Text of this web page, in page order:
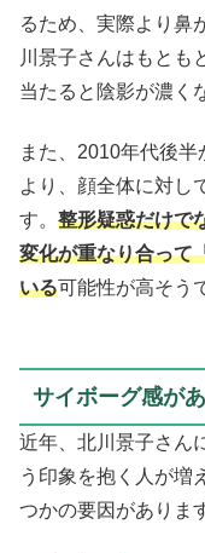
るため、実際より鼻
川景子さんはもとも
当たると陰影が濃く
また、2010年代後
より、顔全体に対し
す。 整形疑惑だけで
変化が重なり合って
いる可能性が高そう
サイボーグ感が
近年、北川景子さん
う印象を抱く人が増
つかの要因がありま